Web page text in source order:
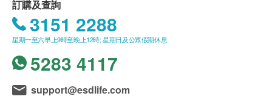
5-10歲: 成人服量之一半，每日3次。
劑型
顆粒沖劑
成份
費。
我們將於確定訂單後2-4個工作天內安排發貨。
不排除運送時間會因節日而有所影響。當八號烈風
訊號懸掛或黑色暴雨警告生效時，送貨服務時間將
會延遲。
所有訂單須視乎相關貨品的供應情況再作最後確
訂購及查詢
3151 2288
星期一至六早上9時至晚上12時; 星期日及公眾假期休息
5283 4117
support@esdlife.com